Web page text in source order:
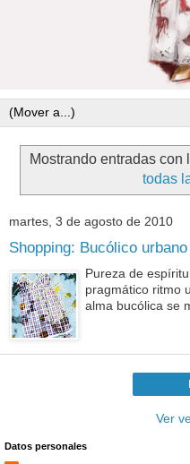
Mostrando entradas con
todas
martes, 3 de agosto de 2010
Shopping: Bucólico urbano
Pureza de
pragmático ritmo
alma bucólica se
Ver
Datos personales